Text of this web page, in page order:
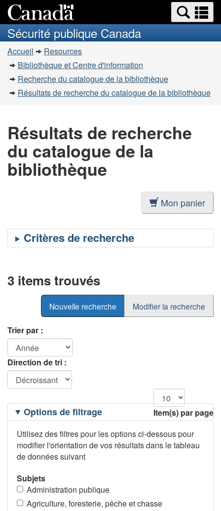
au
contenu
à
la
simplifiée
Recherche
et
menus
et
Sécurité publique Canada
Vous
êtes
ici
Accueil
Resources
Bibliothèque et Centre d'information
Recherche du catalogue de la bibliothèque
Résultats de recherche du catalogue de la bibliothèque
Résultats de recherche
du catalogue de la
bibliothèque
Mon panier
3 items trouvés
Nouvelle recherche Modifier la recherche
Trier par :
Direction de tri :
Item(s) par page
Filtrage
desOptions de filtrage
Utilisez des filtres pour les options ci-dessous pour
modifier l'orientation de vos résultats dans le tableau
de données suivant
Subjets
Administration publique
Agriculture, foresterie, pêche et chasse